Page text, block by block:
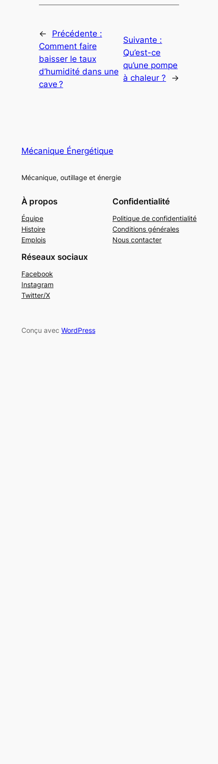
←
Précédente :
Comment faire
baisser le taux
d’humidité dans une
cave ?
Suivante :
Qu’est-ce
qu’une pompe
à chaleur ?
→
Mécanique Énergétique
Mécanique, outillage et énergie
À propos
Équipe
Histoire
Emplois
Confidentialité
Politique de confidentialité
Conditions générales
Nous contacter
Réseaux sociaux
Facebook
Instagram
Twitter/X
Conçu avec WordPress